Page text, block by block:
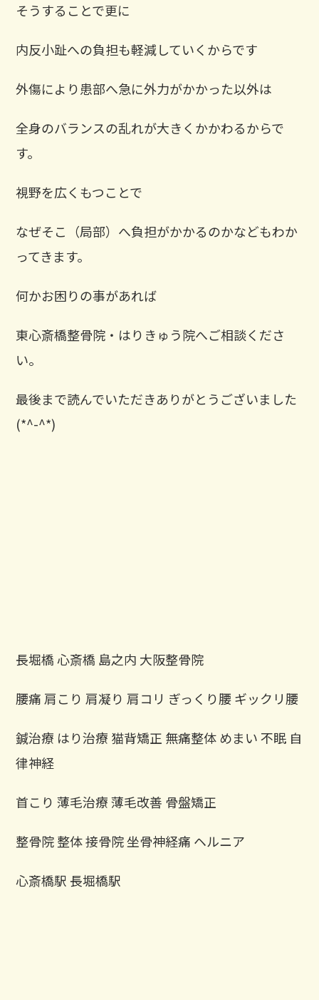
そうすることで更に
内反小趾への負担も軽減していくからです
外傷により患部へ急に外力がかかった以外は
全身のバランスの乱れが大きくかかわるからで
す。
視野を広くもつことで
なぜそこ（局部）へ負担がかかるのかなどもわか
ってきます。
何かお困りの事があれば
東心斎橋整骨院・はりきゅう院へご相談くださ
い。
最後まで読んでいただきありがとうございました
(*^-^*)
長堀橋 心斎橋 島之内 大阪整骨院
腰痛 肩こり 肩凝り 肩コリ ぎっくり腰 ギックリ腰
鍼治療 はり治療 猫背矯正 無痛整体 めまい 不眠 自
律神経
首こり 薄毛治療 薄毛改善 骨盤矯正
整骨院 整体 接骨院 坐骨神経痛 ヘルニア
心斎橋駅 長堀橋駅